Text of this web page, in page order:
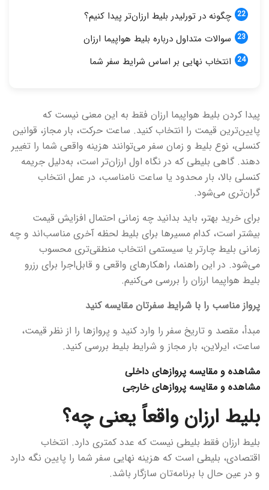
چگونه در تورلیدر بلیط ارزان‌تر پیدا کنیم؟
سوالات متداول درباره بلیط هواپیما ارزان
انتخاب نهایی بر اساس شرایط سفر شما
پیدا کردن بلیط هواپیما ارزان فقط به این معنی نیست که
پایین‌ترین قیمت را انتخاب کنید. ساعت حرکت، بار مجاز، قوانین
کنسلی، نوع بلیط و زمان سفر می‌توانند هزینه واقعی شما را تغییر
دهند. گاهی بلیطی که در نگاه اول ارزان‌تر است، به‌دلیل جریمه
کنسلی بالا، بار محدود یا ساعت نامناسب، در عمل انتخاب
گران‌تری می‌شود.
برای خرید بهتر، باید بدانید چه زمانی احتمال افزایش قیمت
بیشتر است، کدام مسیرها برای بلیط لحظه آخری مناسب‌اند و چه
زمانی بلیط چارتر یا سیستمی انتخاب منطقی‌تری محسوب
می‌شود. در این راهنما، راهکارهای واقعی و قابل‌اجرا برای رزرو
بلیط هواپیما ارزان را بررسی می‌کنیم.
پرواز مناسب را با شرایط سفرتان مقایسه کنید
مبدأ، مقصد و تاریخ سفر را وارد کنید و پروازها را از نظر قیمت،
ساعت، ایرلاین، بار مجاز و شرایط بلیط بررسی کنید.
مشاهده و مقایسه پروازهای داخلی
مشاهده و مقایسه پروازهای خارجی
بلیط ارزان واقعاً یعنی چه؟
بلیط ارزان فقط بلیطی نیست که عدد کمتری دارد. انتخاب
اقتصادی، بلیطی است که هزینه نهایی سفر شما را پایین نگه دارد
و در عین حال با برنامه‌تان سازگار باشد.